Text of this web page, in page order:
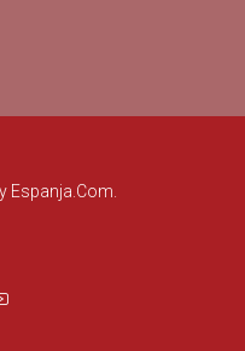
Espanja.Com.